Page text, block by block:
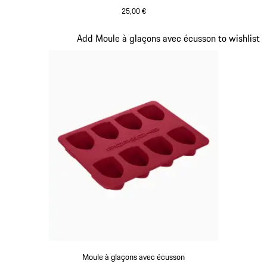
25,00 €
Moule à glaçons avec écusson
Add Moule à glaçons avec écusson to wishlist
Diapositive 3 sur 3